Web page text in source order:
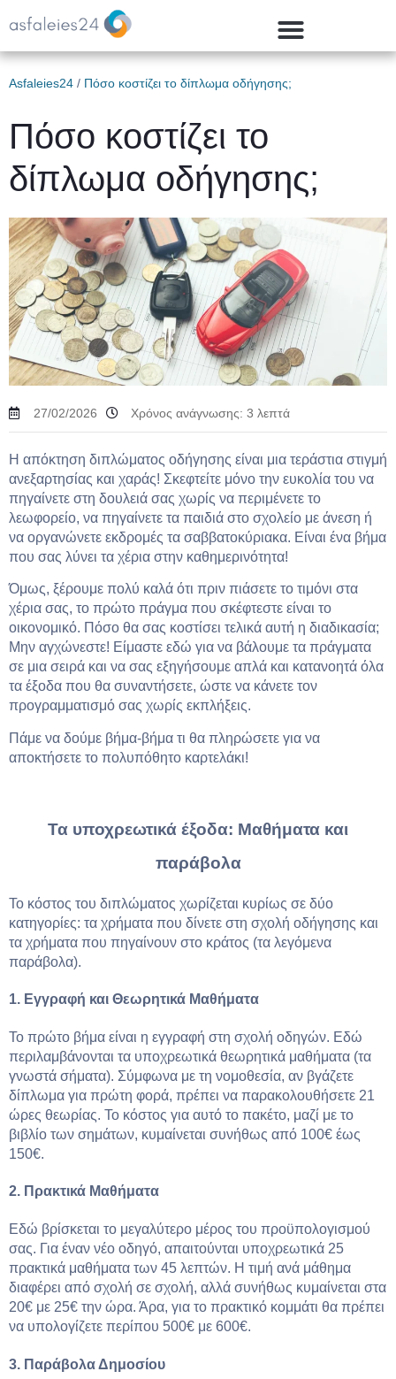
Asfaleies24 / Πόσο κοστίζει το δίπλωμα οδήγησης;
Πόσο κοστίζει το
δίπλωμα οδήγησης;
27/02/2026 Χρόνος ανάγνωσης: 3 λεπτά
Η απόκτηση διπλώματος οδήγησης είναι μια τεράστια στιγμή
ανεξαρτησίας και χαράς! Σκεφτείτε μόνο την ευκολία του να
πηγαίνετε στη δουλειά σας χωρίς να περιμένετε το
λεωφορείο, να πηγαίνετε τα παιδιά στο σχολείο με άνεση ή
να οργανώνετε εκδρομές τα σαββατοκύριακα. Είναι ένα βήμα
που σας λύνει τα χέρια στην καθημερινότητα!
Όμως, ξέρουμε πολύ καλά ότι πριν πιάσετε το τιμόνι στα
χέρια σας, το πρώτο πράγμα που σκέφτεστε είναι το
οικονομικό. Πόσο θα σας κοστίσει τελικά αυτή η διαδικασία;
Μην αγχώνεστε! Είμαστε εδώ για να βάλουμε τα πράγματα
σε μια σειρά και να σας εξηγήσουμε απλά και κατανοητά όλα
τα έξοδα που θα συναντήσετε, ώστε να κάνετε τον
προγραμματισμό σας χωρίς εκπλήξεις.
Πάμε να δούμε βήμα-βήμα τι θα πληρώσετε για να
αποκτήσετε το πολυπόθητο καρτελάκι!
Τα υποχρεωτικά έξοδα: Μαθήματα και
παράβολα
Το κόστος του διπλώματος χωρίζεται κυρίως σε δύο
κατηγορίες: τα χρήματα που δίνετε στη σχολή οδήγησης και
τα χρήματα που πηγαίνουν στο κράτος (τα λεγόμενα
παράβολα).
1. Εγγραφή και Θεωρητικά Μαθήματα
Το πρώτο βήμα είναι η εγγραφή στη σχολή οδηγών. Εδώ
περιλαμβάνονται τα υποχρεωτικά θεωρητικά μαθήματα (τα
γνωστά σήματα). Σύμφωνα με τη νομοθεσία, αν βγάζετε
δίπλωμα για πρώτη φορά, πρέπει να παρακολουθήσετε 21
ώρες θεωρίας. Το κόστος για αυτό το πακέτο, μαζί με το
βιβλίο των σημάτων, κυμαίνεται συνήθως από 100€ έως
150€.
2. Πρακτικά Μαθήματα
Εδώ βρίσκεται το μεγαλύτερο μέρος του προϋπολογισμού
σας. Για έναν νέο οδηγό, απαιτούνται υποχρεωτικά 25
πρακτικά μαθήματα των 45 λεπτών. Η τιμή ανά μάθημα
διαφέρει από σχολή σε σχολή, αλλά συνήθως κυμαίνεται στα
20€ με 25€ την ώρα. Άρα, για το πρακτικό κομμάτι θα πρέπει
να υπολογίζετε περίπου 500€ με 600€.
3. Παράβολα Δημοσίου